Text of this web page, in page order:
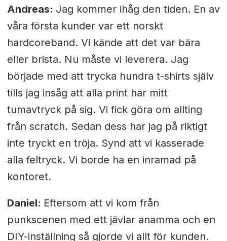
Andreas: Jag kommer ihåg den tiden. En av
våra första kunder var ett norskt
hardcoreband. Vi kände att det var bära
eller brista. Nu måste vi leverera. Jag
började med att trycka hundra t-shirts själv
tills jag insåg att alla print har mitt
tumavtryck på sig. Vi fick göra om allting
från scratch. Sedan dess har jag på riktigt
inte tryckt en tröja. Synd att vi kasserade
alla feltryck. Vi borde ha en inramad på
kontoret.
Daniel: Eftersom att vi kom från
punkscenen med ett jävlar anamma och en
DIY-inställning så gjorde vi allt för kunden.